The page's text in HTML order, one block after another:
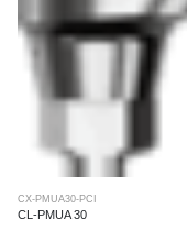
CX-PMUA30-PCI
CL-PMUA 30